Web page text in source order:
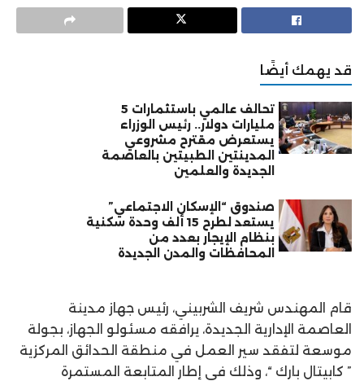
قد يهمك أيضًا
تحالف عالمي باستثمارات 5
مليارات دولار.. رئيس الوزراء
يستعرض مقترح مشروعي
المدينتين الطبيتين بالعاصمة
الجديدة والعلمين
صندوق “الإسكان الاجتماعي”
يستعد لطرح 15 ألف وحدة سكنية
بنظام الإيجار بعدد من
المحافظات والمدن الجديدة
قام المهندس شريف الشربيني، رئيس جهاز مدينة
العاصمة الإدارية الجديدة، يرافقه مسئولو الجهاز، بجولة
موسعة لتفقد سير العمل في منطقة الحدائق المركزية
” كابيتال بارك “، وذلك فى إطار المتابعة المستمرة